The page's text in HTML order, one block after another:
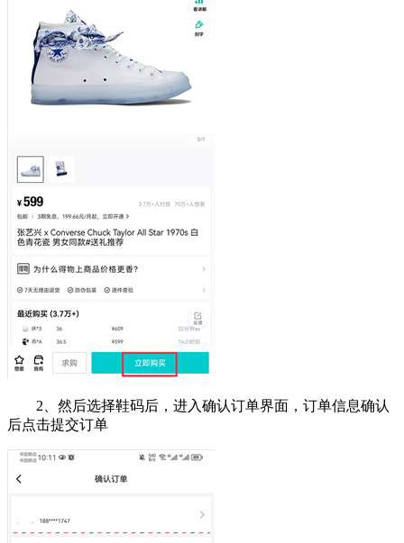
2、然后选择鞋码后，进入确认订单界面，订单信息确认
后点击提交订单